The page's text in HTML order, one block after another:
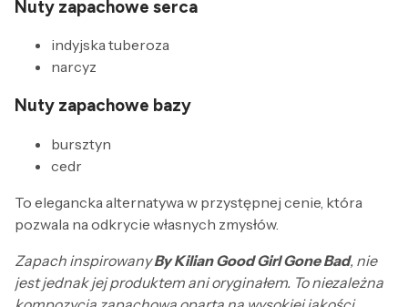
Nuty zapachowe serca
indyjska tuberoza
narcyz
Nuty zapachowe bazy
bursztyn
cedr
To elegancka alternatywa w przystępnej cenie, która
pozwala na odkrycie własnych zmysłów.
Zapach inspirowanyBy Kilian Good Girl Gone Bad, nie
jest jednak jej produktem ani oryginałem. To niezależna